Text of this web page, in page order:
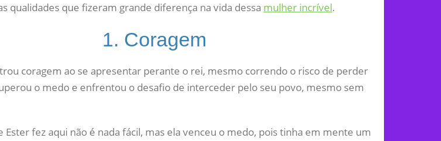
qualidades que fizeram grande diferença na vida dessa mulher incrível.
1. Coragem
coragem ao se apresentar perante o rei, mesmo correndo o risco de perder
o medo e enfrentou o desafio de interceder pelo seu povo, mesmo sem
Ester fez aqui não é nada fácil, mas ela venceu o medo, pois tinha em mente um